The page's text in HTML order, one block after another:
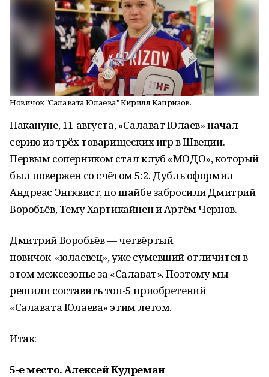
Новичок "Салавата Юлаева" Кирилл Капризов.
Накануне, 11 августа, «Салават Юлаев» начал
серию из трёх товарищеских игр в Швеции.
Первым соперником стал клуб «МОДО», который
был повержен со счётом 5:2. Дубль оформил
Андреас Энгквист, по шайбе забросили Дмитрий
Воробьёв, Тему Хартикайнен и Артём Чернов.
Дмитрий Воробьёв — четвёртый
новичок-«юлаевец», уже сумевший отличится в
этом межсезонье за «Салават». Поэтому мы
решили составить топ-5 приобретений
«Салавата Юлаева» этим летом.
Итак:
5-е место. Алексей Кудреман